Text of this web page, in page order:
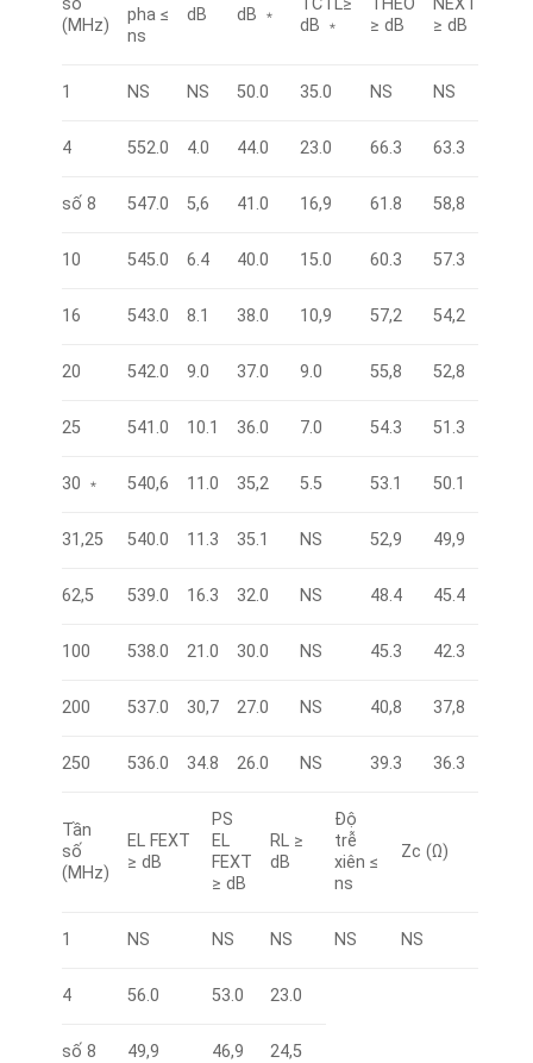
(MHz)
pha ≤
ns
dB
dB ﹡
dB ﹡
≥ dB
≥ dB
1 NS NS 50.0 35.0 NS NS
4 552.0 4.0 44.0 23.0 66.3 63.3
số 8 547.0 5,6 41.0 16,9 61.8 58,8
10 545.0 6.4 40.0 15.0 60.3 57.3
16 543.0 8.1 38.0 10,9 57,2 54,2
20 542.0 9.0 37.0 9.0 55,8 52,8
25 541.0 10.1 36.0 7.0 54.3 51.3
30 ﹡ 540,6 11.0 35,2 5.5 53.1 50.1
31,25 540.0 11.3 35.1 NS 52,9 49,9
62,5 539.0 16.3 32.0 NS 48.4 45.4
100 538.0 21.0 30.0 NS 45.3 42.3
200 537.0 30,7 27.0 NS 40,8 37,8
250 536.0 34.8 26.0 NS 39.3 36.3
Tần
số
(MHz)
EL FEXT
≥ dB
PS
EL
FEXT
≥ dB
RL ≥
dB
Độ
trễ
xiên ≤
ns
Zc (Ω)
1 NS NS NS NS NS
4 56.0 53.0 23.0
số 8 49,9 46,9 24,5